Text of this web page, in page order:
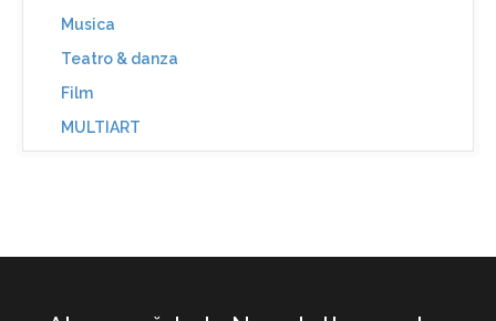
Musica
Teatro & danza
Film
MULTIART